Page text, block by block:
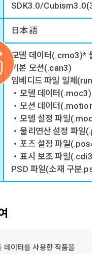
SDK3.0/
日本語
모델 데이터(.cmo3)* 물
기본 모션(.can3)
임베디드 파일 일체
・모델 데이터(.moc3)
・모션 데이터
・모델 설정 파일
・물리연산 설정 파일
・포즈 설정 파일
・표시 보조 파일
PSD 파일(소재 구분
데이터를 사용한 작품을